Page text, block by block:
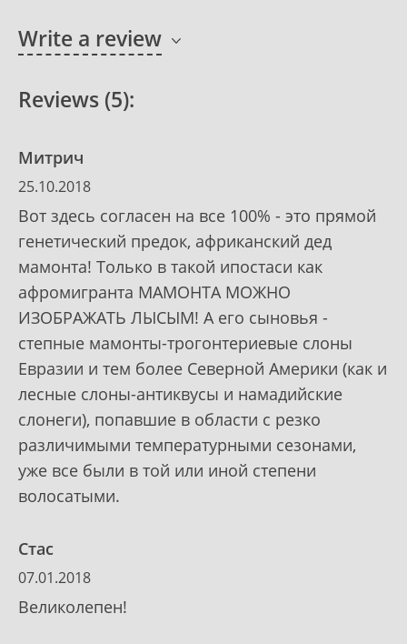
Write a review
Reviews (5):
Митрич
25.10.2018
Вот здесь согласен на все 100% - это прямой
генетический предок, африканский дед
мамонта! Только в такой ипостаси как
афромигранта МАМОНТА МОЖНО
ИЗОБРАЖАТЬ ЛЫСЫМ! А его сыновья -
степные мамонты-трогонтериевые слоны
Евразии и тем более Северной Америки (как и
лесные слоны-антиквусы и намадийские
слонеги), попавшие в области с резко
различимыми температурными сезонами,
уже все были в той или иной степени
волосатыми.
Стас
07.01.2018
Великолепен!